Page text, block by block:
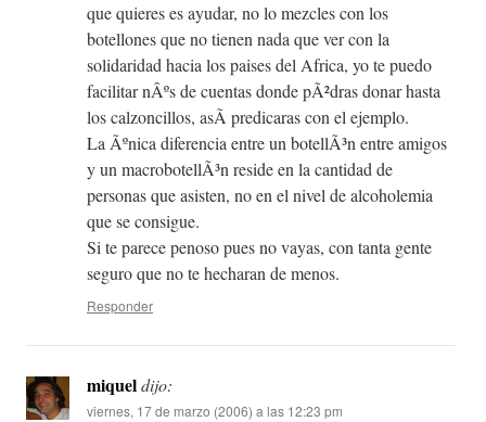
que quieres es ayudar, no lo mezcles con los
botellones que no tienen nada que ver con la
solidaridad hacia los paises del Africa, yo te puedo
facilitar nÂºs de cuentas donde pÃ²dras donar hasta
los calzoncillos, asÃ­ predicaras con el ejemplo.
La Ãºnica diferencia entre un botellÃ³n entre amigos
y un macrobotellÃ³n reside en la cantidad de
personas que asisten, no en el nivel de alcoholemia
que se consigue.
Si te parece penoso pues no vayas, con tanta gente
seguro que no te hecharan de menos.
Responder
miqueldijo:
viernes, 17 de marzo (2006) a las 12:23 pm